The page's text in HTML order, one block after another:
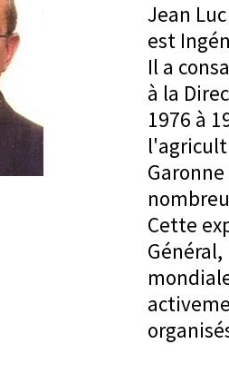
Jean
est
Il a
à la
1976 à
Cette